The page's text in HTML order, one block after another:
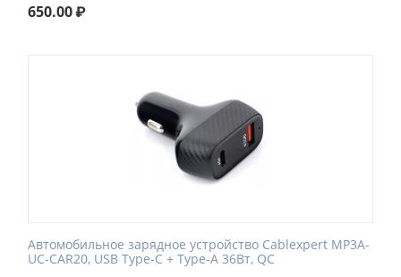
650.00₽
Автомобильное зарядное устройство Cablexpert MP3A-
UC-CAR20, USB Type-C + Type-A 36Вт, QC